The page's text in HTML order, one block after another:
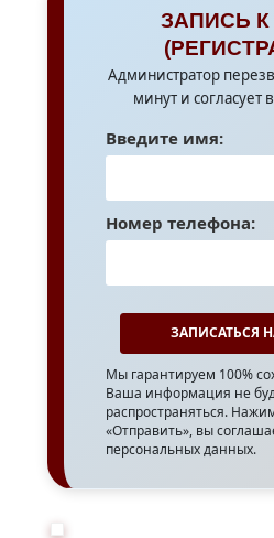
ЗАПИСЬ К
Администратор
минут и согласует
Введите имя:
Номер телефона:
Мы гарантируем 100%
Ваша информация не
распространяться.
«Отправить», вы
персональных данных.